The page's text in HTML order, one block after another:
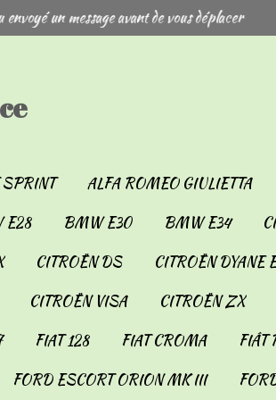
un message avant de vous déplacer
ALFA ROMEO GIULIETTA
E28 BMW E30 BMW E34
CITROËN DS
CITROËN DYANE
CITROËN VISA CITROËN ZX
FIAT 128 FIAT CROMA
FIÂT
FORD ESCORT ORION MK III